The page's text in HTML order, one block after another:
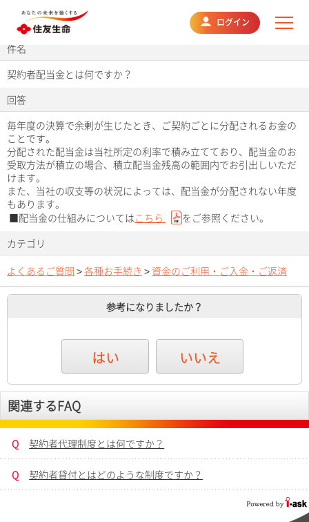
ログイン
よくあるご質問
件名
契約者配当金とは何ですか？
回答
毎年度の決算で余剰が生じたとき、ご契約ごとに分配されるお金の
ことです。
分配された配当金は当社所定の利率で積み立てており、配当金のお
受取方法が積立の場合、積立配当金残高の範囲内でお引出しいただ
けます。
また、当社の収支等の状況によっては、配当金が分配されない年度
もあります。
■配当金の仕組みについてはこちら
をご参照ください。
カテゴリ
よくあるご質問 >各種お手続き > 資金のご利用・ご入金・ご返済
参考になりましたか？
はい いいえ
関連するFAQ
Q 契約者代理制度とは何ですか？
Q 契約者貸付とはどのような制度ですか？